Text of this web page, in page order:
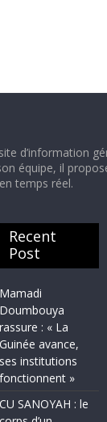
d’information
équipe, il
temps réel.
Recent
Post
Mamadi
Doumbouya
rassure : « La
Guinée avance,
ses institutions
fonctionnent »
CU SANOYAH : le